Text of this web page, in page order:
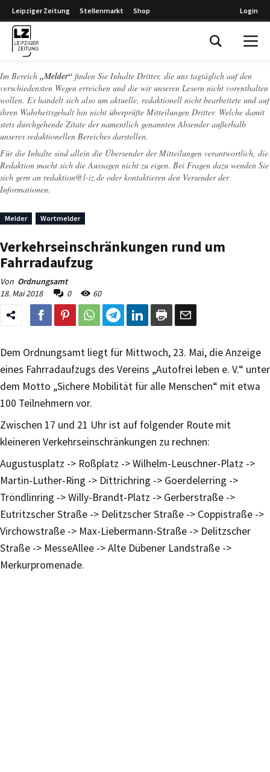
Leipziger Zeitung Stellenmarkt Shop Login
Im Bereich „Melder“ finden Sie Inhalte Dritter, die uns tagtäglich auf den
verschiedensten Wegen erreichen und die wir unseren Lesern nicht vorenthalten
wollen. Es handelt sich also um aktuelle, redaktionell nicht bearbeitete und auf
ihren Wahrheitsgehalt hin nicht überprüfte Mitteilungen Dritter. Welche damit
stets durchgehende Zitate der namentlich genannten Absender außerhalb
unseres redaktionellen Bereiches darstellen.
Für die Inhalte sind allein die Übersender der Mitteilungen verantwortlich, die
Redaktion macht sich die Aussagen nicht zu eigen. Bei Fragen dazu wenden Sie
sich gern an redaktion@l-iz.de oder kontaktieren den Versender der
Informationen.
Melder Wortmelder
Verkehrseinschränkungen rund um
Fahrradaufzug
Von Ordnungsamt
18. Mai 2018
0 60
Dem Ordnungsamt liegt für Mittwoch, 23. Mai, die Anzeige
eines Fahrradaufzugs des Vereins „Autofrei leben e. V.“ unter
dem Motto „Sichere Mobilität für alle Menschen“ mit etwa
100 Teilnehmern vor.
Zwischen 17 und 21 Uhr ist auf folgender Route mit
kleineren Verkehrseinschränkungen zu rechnen:
Augustusplatz -> Roßplatz -> Wilhelm-Leuschner-Platz ->
Martin-Luther-Ring -> Dittrichring -> Goerdelerring ->
Tröndlinring -> Willy-Brandt-Platz -> Gerberstraße ->
Eutritzscher Straße -> Delitzscher Straße -> Coppistraße ->
Virchowstraße -> Max-Liebermann-Straße -> Delitzscher
Straße -> MesseAllee -> Alte Dübener Landstraße ->
Merkurpromenade.